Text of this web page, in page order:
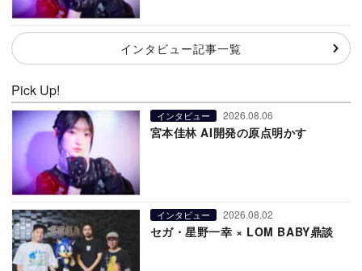
インタビュー記事一覧
Pick Up!
インタビュー 2026.08.06
宮本佳林 AI開発の原点明かす
インタビュー 2026.08.02
セガ・星野一幸 × LOM BABY鼎談